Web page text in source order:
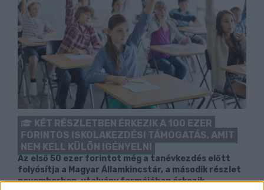
KÉT RÉSZLETBEN ÉRKEZIK A 100 EZER
FORINTOS ISKOLAKEZDÉSI TÁMOGATÁS, AMIT
NEM KELL KÜLÖN IGÉNYELNI
Az első 50 ezer forintot még a tanévkezdés előtt
folyósítja a Magyar Államkincstár, a második részlet
novemberben, utalvány formájában érkezik.